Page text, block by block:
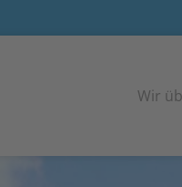
Wir